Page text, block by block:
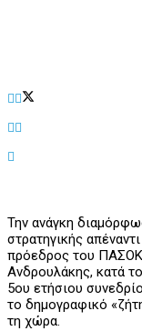
Την ανάγκη
στρατηγικής
πρόεδρος του ΠΑΣΟΚ
Ανδρουλάκης, κατά
5ου ετήσιου
το δημογραφικό
τη χώρα.